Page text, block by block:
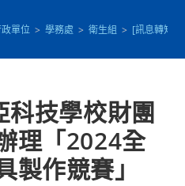
單位 > 學務處 > 衛生組 > [訊息轉知]
技學校財團
理「2024全
製作競賽」